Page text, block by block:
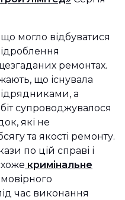
могло відбуватися
ремонтах.
що існувала
а
супроводжувалося
які не
та якості ремонту.
по цій справі і
кримінальне
час виконання